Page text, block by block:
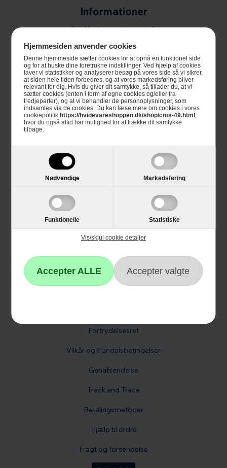
Hjemmesiden anvender cookies
Denne hjemmeside sætter cookies for at opnå en funktionel side
og for at huske dine foretrukne indstillinger. Ved hjælp af cookies
laver vi statistikker og analyserer besøg på vores side så vi sikrer,
at siden hele tiden forbedres, og at vores markedsføring bliver
relevant for dig. Hvis du giver dit samtykke, så tillader du, at vi
sætter cookies (enten i form af egne cookies og/eller fra
tredjeparter), og at vi behandler de personoplysninger, som
indsamles via de cookies. Du kan læse mere om cookies i vores
cookiepolitikhttps://hvidevareshoppen.dk/shop/cms-49.html
hvor du også altid har mulighed for at trække dit samtykke
tilbage.
Nødvendige Markedsføring
Funktionelle Statistiske
Vis/skjul cookie detaljer
Kundeservice
Reklamation
Fortrydelsesret
Vilkår og Handelsbetingelser
Genafsendelse
Track and Trace
Betalingsmetoder
Hjælp til ordre
Fragt og forsendelse
Informationer
Om Hvidevareshoppen.dk
Trustpilot
E-mærket
4 års garanti
Guides